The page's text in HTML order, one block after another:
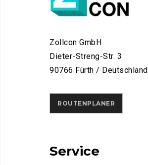
Zollcon GmbH
Dieter-Streng-Str. 3
90766 Fürth / Deutschland
ROUTENPLANER
Service